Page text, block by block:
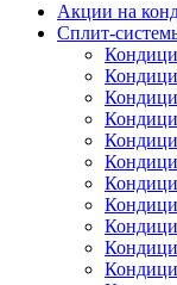
Акции на
Сплит-